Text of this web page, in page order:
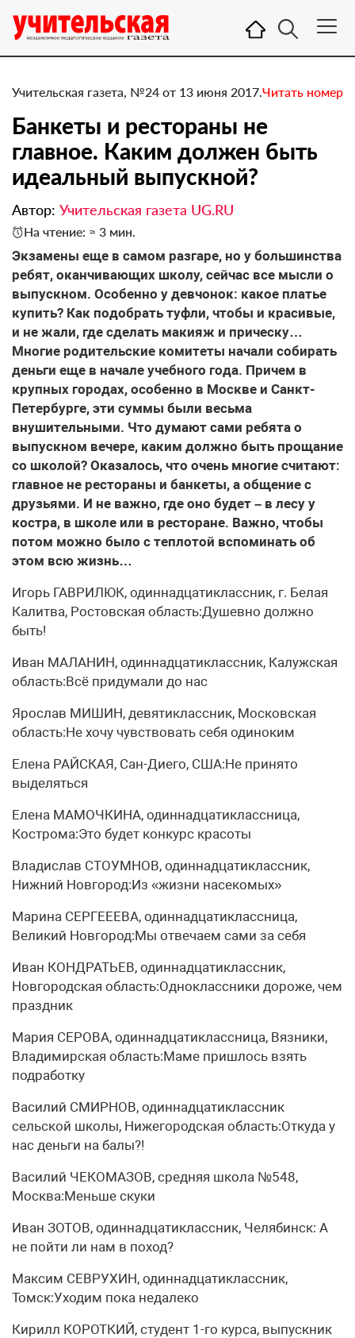
Учительская газета, №24 от 13 июня 2017.Читать номер
Банкеты и рестораны не
главное. Каким должен быть
идеальный выпускной?
Автор: Учительская газета UG.RU
На чтение: ≈ 3 мин.
Экзамены еще в самом разгаре, но у большинства
ребят, оканчивающих школу, сейчас все мысли о
выпускном. Особенно у девчонок: какое платье
купить? Как подобрать туфли, чтобы и красивые,
и не жали, где сделать макияж и прическу…
Многие родительские комитеты начали собирать
деньги еще в начале учебного года. Причем в
крупных городах, особенно в Москве и Санкт-
Петербурге, эти суммы были весьма
внушительными. Что думают сами ребята о
выпускном вечере, каким должно быть прощание
со школой? Оказалось, что очень многие считают:
главное не рестораны и банкеты, а общение с
друзьями. И не важно, где оно будет – в лесу у
костра, в школе или в ресторане. Важно, чтобы
потом можно было с теплотой вспоминать об
этом всю жизнь…
​Игорь ГАВРИЛЮК, одиннадцатиклассник, г. Белая
Калитва, Ростовская область:Душевно должно
быть!
Иван МАЛАНИН, одиннадцатиклассник, Калужская
область:Всё придумали до нас
Ярослав МИШИН, девятиклассник, Московская
область:Не хочу чувствовать себя одиноким
Елена РАЙСКАЯ, Сан-Диего, США:Не принято
выделяться
Елена МАМОЧКИНА, одиннадцатиклассница,
Кострома:Это будет конкурс красоты
Владислав СТОУМНОВ, одиннадцатиклассник,
Нижний Новгород:Из «жизни насекомых»
Марина СЕРГЕЕЕВА, одиннадцатиклассница,
Великий Новгород:Мы отвечаем сами за себя
Иван КОНДРАТЬЕВ, одиннадцатиклассник,
Новгородская область:Одноклассники дороже, чем
праздник
Мария СЕРОВА, одиннадцатиклассница, Вязники,
Владимирская область:Маме пришлось взять
подработку
Василий СМИРНОВ, одиннадцатиклассник
сельской школы, Нижегородская область:Откуда у
нас деньги на балы?!
Василий ЧЕКОМАЗОВ, средняя школа №548,
Москва:Меньше скуки
Иван ЗОТОВ, одиннадцатиклассник, Челябинск: А
не пойти ли нам в поход?
Максим СЕВРУХИН, одиннадцатиклассник,
Томск:Уходим пока недалеко
Кирилл КОРОТКИЙ, студент 1-го курса, выпускник